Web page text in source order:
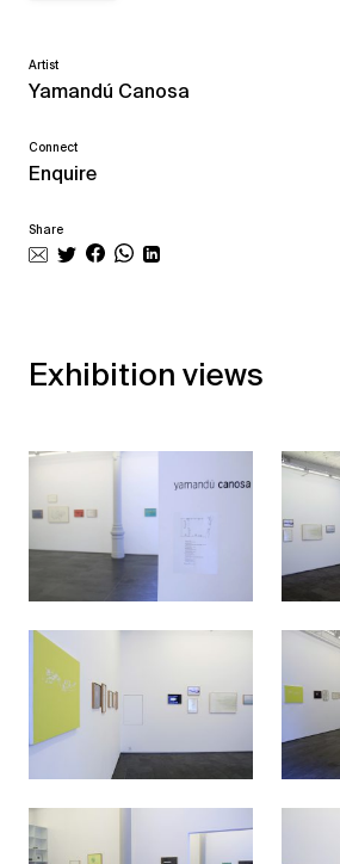
Artist
Yamandú Canosa
Connect
Enquire
Share
Exhibition views